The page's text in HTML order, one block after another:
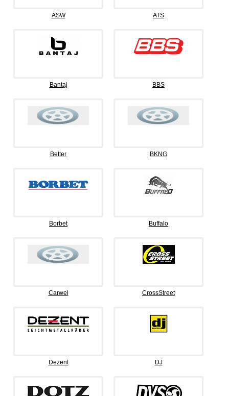
ASW ATS
Bantaj BBS
Better BKNG
Borbet Buffalo
Carwel CrossStreet
Dezent DJ